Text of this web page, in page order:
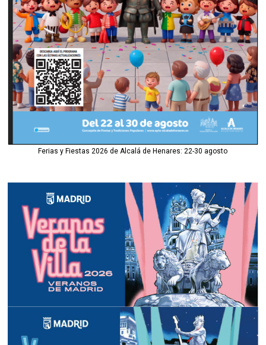
Ferias y Fiestas 2026 de Alcalá de Henares: 22-30 agosto